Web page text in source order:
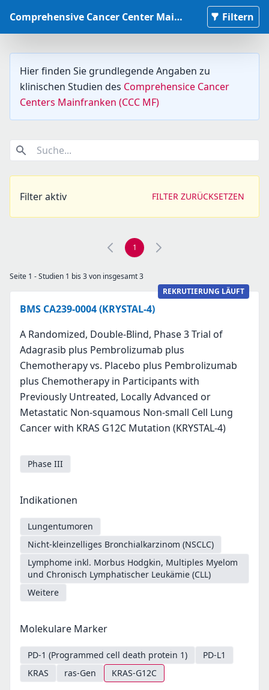
Comprehensive Cancer Center Mainfranken Studiendatenbank Filtern
Hier finden Sie grundlegende Angaben zu
klinischen Studien des Comprehensice Cancer
Centers Mainfranken (CCC MF)
Suche...
Filter aktiv FILTER ZURÜCKSETZEN
1
Seite 1 - Studien 1 bis 3 von insgesamt 3
REKRUTIERUNG LÄUFT
BMS CA239-0004 (KRYSTAL-4)
A Randomized, Double-Blind, Phase 3 Trial of
Adagrasib plus Pembrolizumab plus
Chemotherapy vs. Placebo plus Pembrolizumab
plus Chemotherapy in Participants with
Previously Untreated, Locally Advanced or
Metastatic Non-squamous Non-small Cell Lung
Cancer with KRAS G12C Mutation (KRYSTAL-4)
Phase III
Indikationen
Lungentumoren
Nicht-kleinzelliges Bronchialkarzinom (NSCLC)
Lymphome inkl. Morbus Hodgkin, Multiples Myelom
und Chronisch Lymphatischer Leukämie (CLL)
Weitere
Molekulare Marker
PD-1 (Programmed cell death protein 1)
PD-L1
KRAS
ras-Gen KRAS-G12C